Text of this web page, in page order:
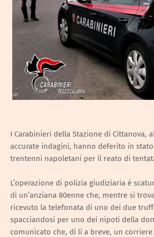
I Carabinieri della Stazione di Cittanova,
accurate indagini, hanno deferito in
trentenni napoletani per il reato di
L’operazione di polizia giudiziaria è
di un’anziana 80enne che, mentre si
ricevuto la telefonata di uno dei due
spacciandosi per uno dei nipoti della
comunicato che, di lì a breve, un